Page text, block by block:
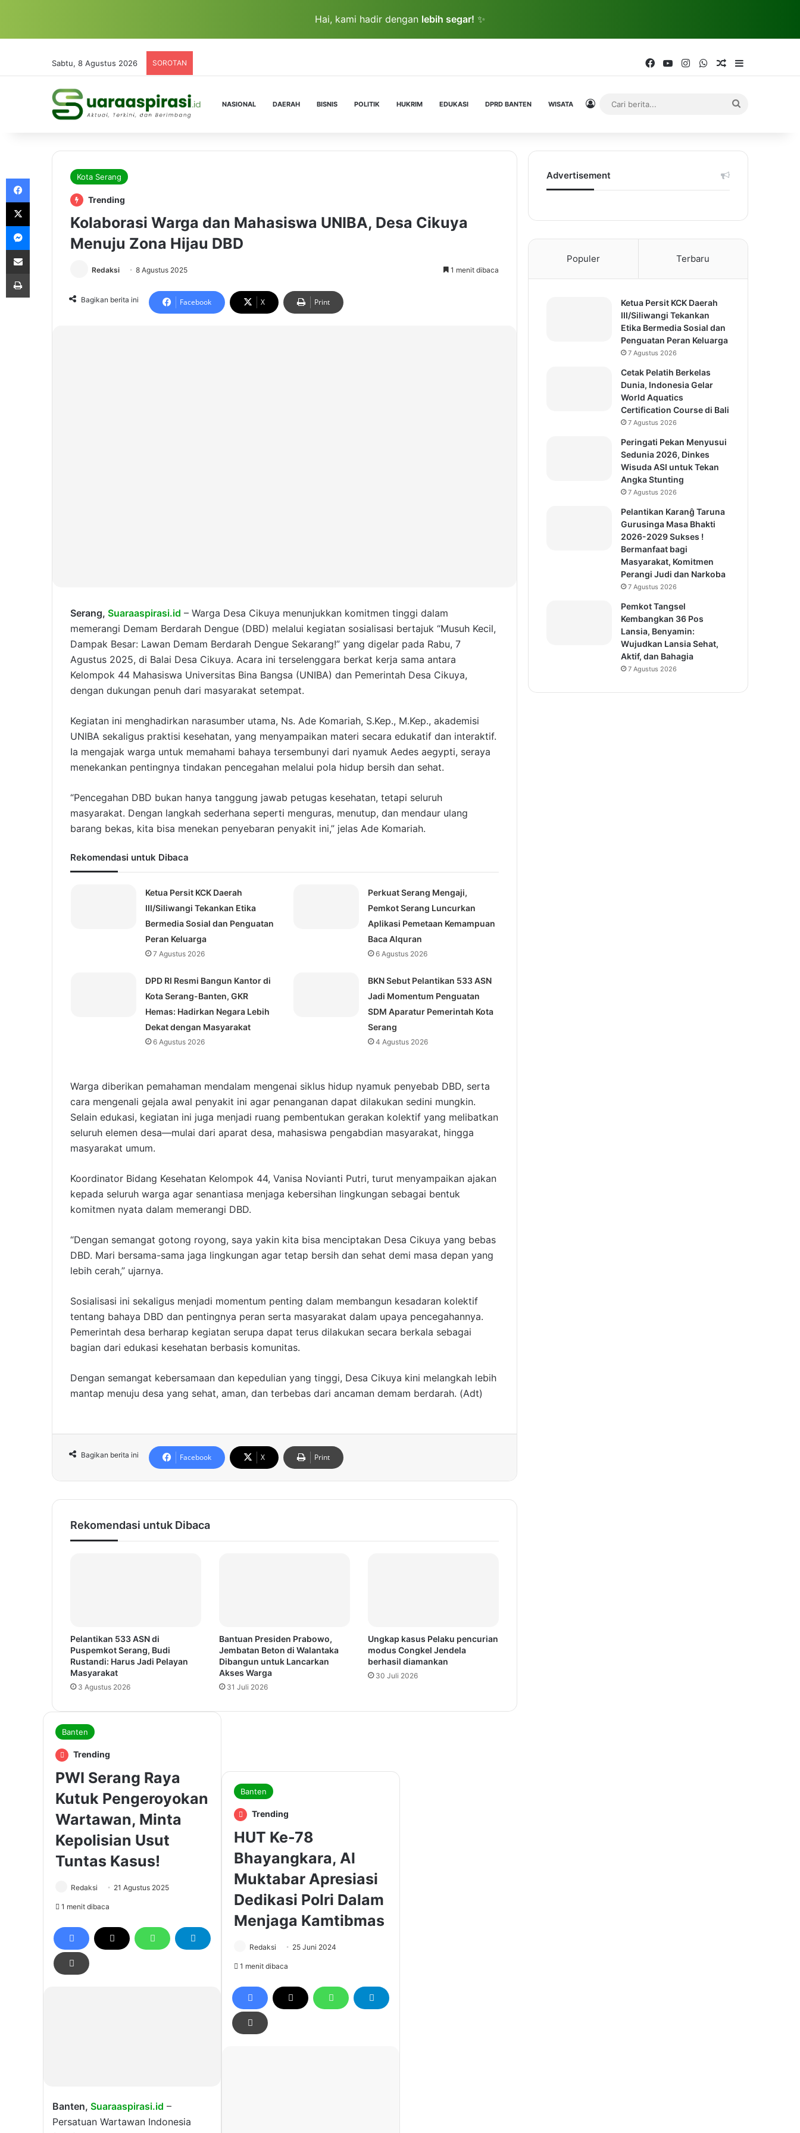
Hai, kami hadir dengan lebih segar! ✨
Sabtu, 8 Agustus 2026 SOROTAN FacebookYouTubeInstagramWhatsAppRandom Article
NASIONAL DAERAH BISNIS POLITIK HUKRIM EDUKASI DPRD BANTEN WISATA Log In
Kota Serang
Trending
Kolaborasi Warga dan Mahasiswa UNIBA, Desa Cikuya
Menuju Zona Hijau DBD
Redaksi 8 Agustus 2025 1 menit dibaca
Bagikan berita ini Facebook X Print
Serang, Suaraaspirasi.id – Warga Desa Cikuya menunjukkan komitmen tinggi dalam
memerangi Demam Berdarah Dengue (DBD) melalui kegiatan sosialisasi bertajuk “Musuh Kecil,
Dampak Besar: Lawan Demam Berdarah Dengue Sekarang!” yang digelar pada Rabu, 7
Agustus 2025, di Balai Desa Cikuya. Acara ini terselenggara berkat kerja sama antara
Kelompok 44 Mahasiswa Universitas Bina Bangsa (UNIBA) dan Pemerintah Desa Cikuya,
dengan dukungan penuh dari masyarakat setempat.
Kegiatan ini menghadirkan narasumber utama, Ns. Ade Komariah, S.Kep., M.Kep., akademisi
UNIBA sekaligus praktisi kesehatan, yang menyampaikan materi secara edukatif dan interaktif.
Ia mengajak warga untuk memahami bahaya tersembunyi dari nyamuk Aedes aegypti, seraya
menekankan pentingnya tindakan pencegahan melalui pola hidup bersih dan sehat.
“Pencegahan DBD bukan hanya tanggung jawab petugas kesehatan, tetapi seluruh
masyarakat. Dengan langkah sederhana seperti menguras, menutup, dan mendaur ulang
barang bekas, kita bisa menekan penyebaran penyakit ini,” jelas Ade Komariah.
Rekomendasi untuk Dibaca
Ketua Persit KCK Daerah
III/Siliwangi Tekankan Etika
Bermedia Sosial dan Penguatan
Peran Keluarga
7 Agustus 2026
Perkuat Serang Mengaji,
Pemkot Serang Luncurkan
Aplikasi Pemetaan Kemampuan
Baca Alquran
6 Agustus 2026
DPD RI Resmi Bangun Kantor di
Kota Serang-Banten, GKR
Hemas: Hadirkan Negara Lebih
Dekat dengan Masyarakat
6 Agustus 2026
BKN Sebut Pelantikan 533 ASN
Jadi Momentum Penguatan
SDM Aparatur Pemerintah Kota
Serang
4 Agustus 2026
Warga diberikan pemahaman mendalam mengenai siklus hidup nyamuk penyebab DBD, serta
cara mengenali gejala awal penyakit ini agar penanganan dapat dilakukan sedini mungkin.
Selain edukasi, kegiatan ini juga menjadi ruang pembentukan gerakan kolektif yang melibatkan
seluruh elemen desa—mulai dari aparat desa, mahasiswa pengabdian masyarakat, hingga
masyarakat umum.
Koordinator Bidang Kesehatan Kelompok 44, Vanisa Novianti Putri, turut menyampaikan ajakan
kepada seluruh warga agar senantiasa menjaga kebersihan lingkungan sebagai bentuk
komitmen nyata dalam memerangi DBD.
“Dengan semangat gotong royong, saya yakin kita bisa menciptakan Desa Cikuya yang bebas
DBD. Mari bersama-sama jaga lingkungan agar tetap bersih dan sehat demi masa depan yang
lebih cerah,” ujarnya.
Sosialisasi ini sekaligus menjadi momentum penting dalam membangun kesadaran kolektif
tentang bahaya DBD dan pentingnya peran serta masyarakat dalam upaya pencegahannya.
Pemerintah desa berharap kegiatan serupa dapat terus dilakukan secara berkala sebagai
bagian dari edukasi kesehatan berbasis komunitas.
Dengan semangat kebersamaan dan kepedulian yang tinggi, Desa Cikuya kini melangkah lebih
mantap menuju desa yang sehat, aman, dan terbebas dari ancaman demam berdarah. (Adt)
Bagikan berita ini Facebook X Print
Rekomendasi untuk Dibaca
Pelantikan 533 ASN di
Puspemkot Serang, Budi
Rustandi: Harus Jadi Pelayan
Masyarakat
3 Agustus 2026
Bantuan Presiden Prabowo,
Jembatan Beton di Walantaka
Dibangun untuk Lancarkan
Akses Warga
31 Juli 2026
Ungkap kasus Pelaku pencurian
modus Congkel Jendela
berhasil diamankan
30 Juli 2026
Advertisement
Populer Terbaru
Ketua Persit KCK Daerah
III/Siliwangi Tekankan
Etika Bermedia Sosial dan
Penguatan Peran Keluarga
7 Agustus 2026
Cetak Pelatih Berkelas
Dunia, Indonesia Gelar
World Aquatics
Certification Course di Bali
7 Agustus 2026
Peringati Pekan Menyusui
Sedunia 2026, Dinkes
Wisuda ASI untuk Tekan
Angka Stunting
7 Agustus 2026
Pelantikan Karanĝ Taruna
Gurusinga Masa Bhakti
2026-2029 Sukses !
Bermanfaat bagi
Masyarakat, Komitmen
Perangi Judi dan Narkoba
7 Agustus 2026
Pemkot Tangsel
Kembangkan 36 Pos
Lansia, Benyamin:
Wujudkan Lansia Sehat,
Aktif, dan Bahagia
7 Agustus 2026
Messenger